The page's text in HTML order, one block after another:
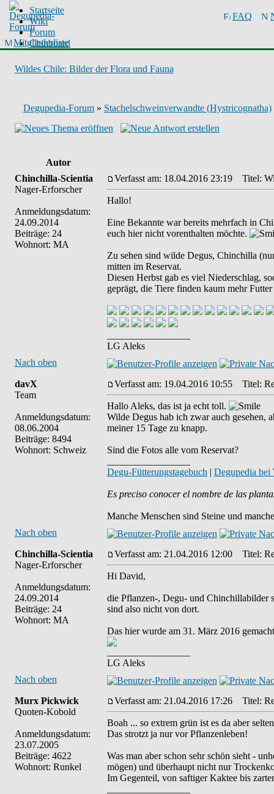
FAQ
Mitgliederliste
Startseite
Wiki
Forum
Chinboard
Wildes Chile: Bilder der Flora und Fauna
Degupedia-Forum » Stachelschweinverwandte (Hystricognatha)
Autor
Chinchilla-Scientia
Nager-Erforscher
Anmeldungsdatum:
24.09.2014
Beiträge: 24
Wohnort: MA
Verfasst am: 18.04.2016 23:19 Titel:
Hallo!
Eine Bekannte war bereits mehrfach in
euch hier nicht vorenthalten möchte.
Zu sehen sind wilde Degus, Chinchilla
mitten im Reservat.
Diesen Herbst gab es viel Niederschlag,
geprägt, die Tiere finden kaum mehr
LG Aleks
Nach oben
davX
Team
Anmeldungsdatum:
08.06.2004
Beiträge: 8494
Wohnort: Schweiz
Verfasst am: 19.04.2016 10:55 Titel:
Hallo Aleks, das ist ja echt toll.
Wilde Degus hab ich zwar auch gesehen,
meiner 15 Tage zu knapp.
Sind die Fotos alle vom Reservat?
Degu-Fütterungstagebuch | Degupedia bei
Es preciso conocer el nombre de las
Manche Menschen sind Steine und
Nach oben
Chinchilla-Scientia
Nager-Erforscher
Anmeldungsdatum:
24.09.2014
Beiträge: 24
Wohnort: MA
Verfasst am: 21.04.2016 12:00 Titel:
Hi David,
die Pflanzen-, Degu- und Chinchillabilder
sind also nicht von dort.
Das hier wurde am 31. März 2016
LG Aleks
Nach oben
Murx Pickwick
Quoten-Kobold
Anmeldungsdatum:
23.07.2005
Beiträge: 4622
Wohnort: Runkel
Verfasst am: 21.04.2016 17:26 Titel:
Boah ... so extrem grün ist es da aber
Das strotzt ja nur vor Pflanzenleben!
Was man aber schon sehr schön sieht -
mögen) und überhaupt nicht nur
Im Gegenteil, von saftiger Kaktee bis